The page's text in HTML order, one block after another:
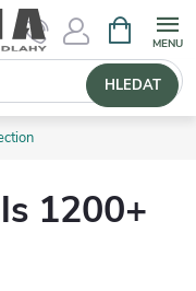
HLEDAT
1200+